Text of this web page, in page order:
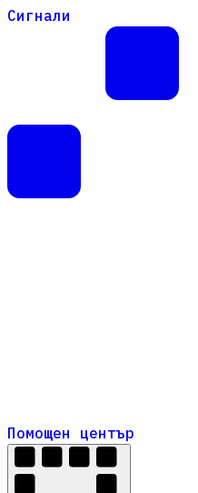
Сигнали
Помощен център
Помощен център